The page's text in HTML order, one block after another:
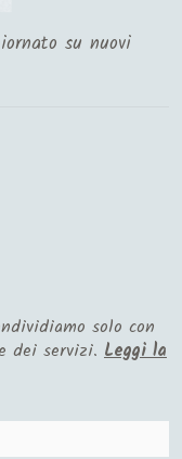
su nuovi
solo con
dei servizi. Leggi la